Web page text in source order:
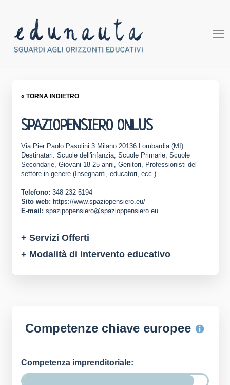
« TORNA INDIETRO
SPAZIOPENSIERO ONLUS
Via Pier Paolo Pasolini 3 Milano 20136 Lombardia (MI)
Destinatari: Scuole dell'infanzia, Scuole Primarie, Scuole
Secondarie, Giovani 18-25 anni, Genitori, Professionisti del
settore in genere (Insegnanti, educatori, ecc.)
Telefono: 348 232 5194
Sito web: https://www.spaziopensiero.eu/
E-mail: spazipopensiero@spazioppensiero.eu
+ Servizi Offerti
+ Modalità di intervento educativo
Competenze chiave europee
Competenza imprenditoriale: